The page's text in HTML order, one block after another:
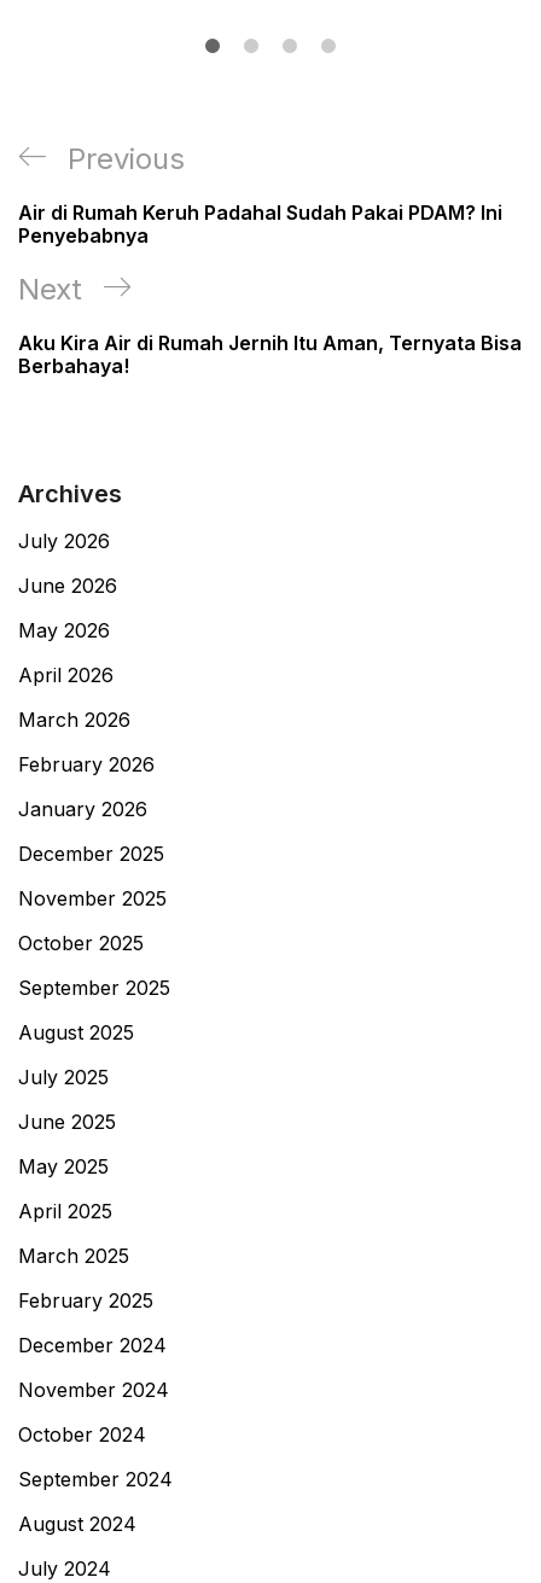
Post
Previous
Post
Previous
Air di Rumah Keruh Padahal Sudah Pakai PDAM? Ini
Penyebabnya
Next
Post
Next
Aku Kira Air di Rumah Jernih Itu Aman, Ternyata Bisa
Berbahaya!
Archives
July 2026
June 2026
May 2026
April 2026
March 2026
February 2026
January 2026
December 2025
November 2025
October 2025
September 2025
August 2025
July 2025
June 2025
May 2025
April 2025
March 2025
February 2025
December 2024
November 2024
October 2024
September 2024
August 2024
July 2024